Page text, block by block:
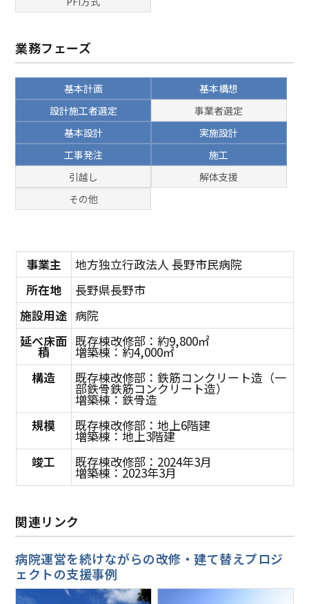
業務フェーズ
基本計画
基本構想
設計施工者選定
事業者選定
基本設計
実施設計
工事発注
施工
引越し
解体支援
その他
事業主
地方独立行政法人 長野市民病院
所在地
長野県長野市
施設用途 病院
延べ床面
積
既存棟改修部：約9,800㎡
増築棟：約4,000㎡
構造
既存棟改修部：鉄筋コンクリート造（一
部鉄骨鉄筋コンクリート造）
増築棟：鉄骨造
規模
既存棟改修部：地上6階建
増築棟：地上3階建
竣工
既存棟改修部：2024年3月
増築棟：2023年3月
関連リンク
病院運営を続けながらの改修・建て替えプロジ
ェクトの支援事例